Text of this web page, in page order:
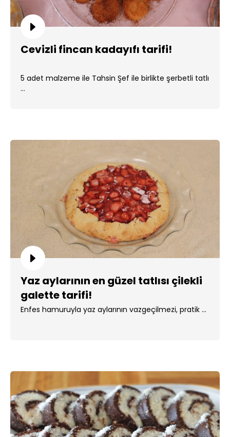
Cevizli fincan kadayıfı tarifi!
5 adet malzeme ile Tahsin Şef ile birlikte şerbetli tatlı
...
Yaz aylarının en güzel tatlısı çilekli
galette tarifi!
Enfes hamuruyla yaz aylarının vazgeçilmezi, pratik ...